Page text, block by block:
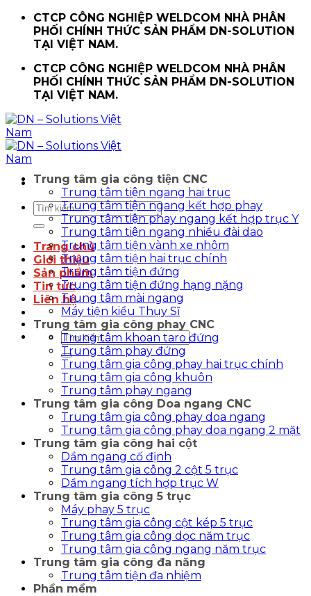
ChuyểnCTCP CÔNG NGHIỆP WELDCOM NHÀ PHÂN
PHỐI CHÍNH THỨC SẢN PHẨM DN-SOLUTION
TẠI VIỆT NAM.
CTCP CÔNG NGHIỆP WELDCOM NHÀ PHÂN
PHỐI CHÍNH THỨC SẢN PHẨM DN-SOLUTION
TẠI VIỆT NAM.
Tìm
kiếm:
Trang chủ
Giới thiệu
Sản phẩm
Tin tức
Liên hệ
Tìm
kiếm:
Trung tâm gia công tiện CNC
Trung tâm tiện ngang hai trục
Trung tâm tiện ngang kết hợp phay
Trung tâm tiện phay ngang kết hợp trục Y
Trung tâm tiện ngang nhiều đài dao
Trung tâm tiện vành xe nhôm
Trung tâm tiện hai trục chính
Trung tâm tiện đứng
Trung tâm tiện đứng hạng nặng
Trung tâm mài ngang
Máy tiện kiểu Thụy Sĩ
Trung tâm gia công phay CNC
Trung tâm khoan taro đứng
Trung tâm phay đứng
Trung tâm gia công phay hai trục chính
Trung tâm gia công khuôn
Trung tâm phay ngang
Trung tâm gia công Doa ngang CNC
Trung tâm gia công phay doa ngang
Trung tâm gia công phay doa ngang 2 mặt
Trung tâm gia công hai cột
Dầm ngang cố định
Trung tâm gia công 2 cột 5 trục
Dầm ngang tích hợp trục W
Trung tâm gia công 5 trục
Máy phay 5 trục
Trung tâm gia công cột kép 5 trục
Trung tâm gia công dọc năm trục
Trung tâm gia công ngang năm trục
Trung tâm gia công đa năng
Trung tâm tiện đa nhiệm
Phần mềm